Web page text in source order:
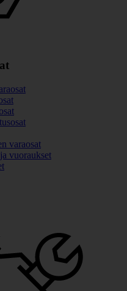
varaosat
vuoraukset